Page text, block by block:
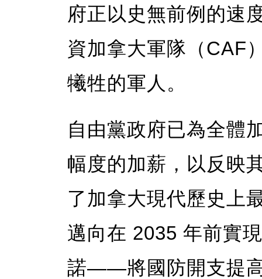
府正以史無前例的速
資加拿大軍隊（CAF
犧牲的軍人。
自由黨政府已為全體
幅度的加薪，以反映
了加拿大現代歷史上
邁向在 2035 年前實
諾——將國防開支提